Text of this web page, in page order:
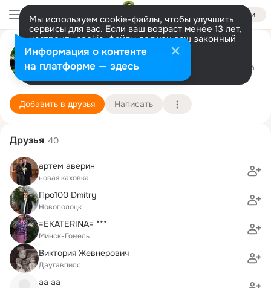
Войти
Мы используем cookie-файлы, чтобы улучшить
сервисы для вас. Если ваш возраст менее 13 лет,
настроить cookie-файлы должен ваш законный
представитель. Больше информации
Разрешить все Настроить
Юлия Осипенко
Даугавпилс 5 августа (36 лет)
9 школа
Подробнее
Добавить в друзья Написать
Друзья 40
артем аверин
новая каховка
Про100 Dmitry
Новополоцк
=EKATERINA= ***
Минск-Гомель
Виктория Жевнерович
Даугавпилс
aa aa
Информация о контенте
на платформе — здесь